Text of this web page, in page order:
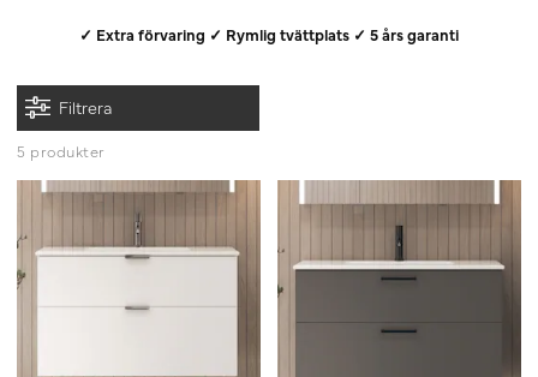
✓ Extra förvaring ✓ Rymlig tvättplats ✓ 5 års garanti
Filtrera
5 produkter